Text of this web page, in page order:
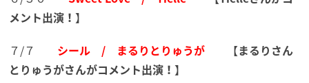
メント出演！】
７/７
シール / まるりとりゅうが 【まるりさん
とりゅうがさんがコメント出演！】